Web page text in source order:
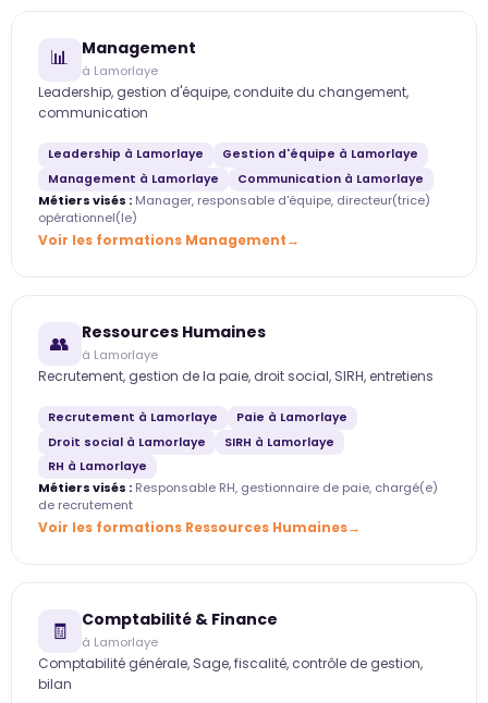
📊 Management
à Lamorlaye
Leadership, gestion d'équipe, conduite du changement,
communication
Leadership à Lamorlaye
Gestion d'équipe à Lamorlaye
Management à Lamorlaye
Communication à Lamorlaye
Métiers visés : Manager, responsable d'équipe, directeur(trice)
opérationnel(le)
Voir les formations Management
👥 Ressources Humaines
à Lamorlaye
Recrutement, gestion de la paie, droit social, SIRH, entretiens
Recrutement à Lamorlaye
Paie à Lamorlaye
Droit social à Lamorlaye
SIRH à Lamorlaye
RH à Lamorlaye
Métiers visés : Responsable RH, gestionnaire de paie, chargé(e)
de recrutement
Voir les formations Ressources Humaines
🧾 Comptabilité & Finance
à Lamorlaye
Comptabilité générale, Sage, fiscalité, contrôle de gestion,
bilan